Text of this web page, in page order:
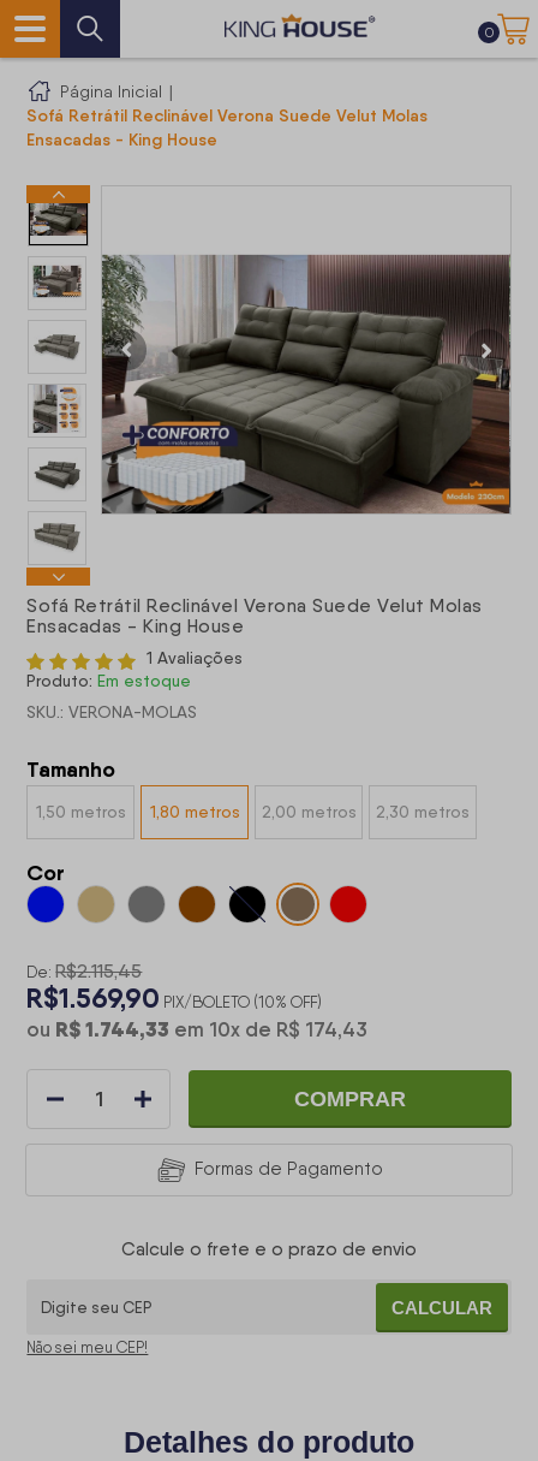
0
Página Inicial |
Sofá Retrátil Reclinável Verona Suede Velut Molas
Ensacadas - King House
Sofá Retrátil Reclinável Verona Suede Velut Molas
Ensacadas - King House
1 Avaliações
Produto: Em estoque
SKU.: VERONA-MOLAS
Tamanho
1,50 metros 1,80 metros 2,00 metros 2,30 metros
Cor
De: R$2.115,45
R$1.569,90 PIX/BOLETO (10% OFF)
ou R$ 1.744,33 em 10x de R$ 174,43
COMPRAR
Formas de Pagamento
Calcule o frete e o prazo de envio
CALCULAR
Não sei meu CEP!
Detalhes do produto